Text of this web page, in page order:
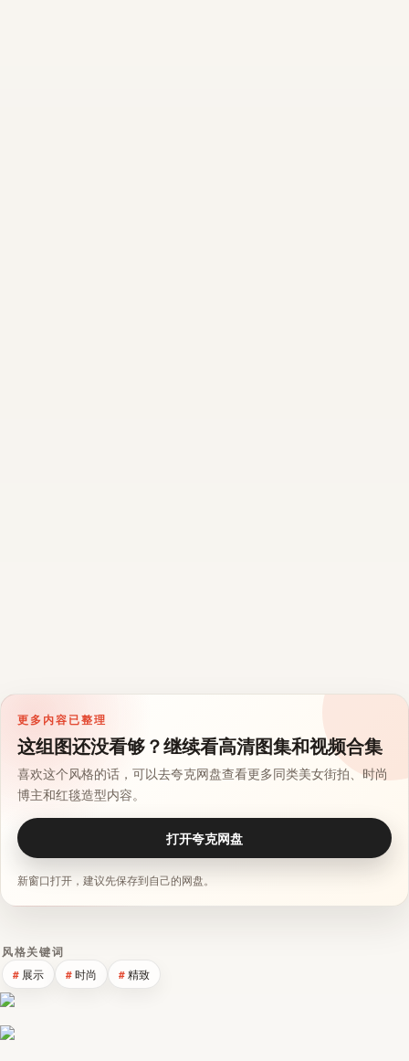
更多内容已整理
这组图还没看够？继续看高清图集和视频合集
喜欢这个风格的话，可以去夸克网盘查看更多同类美女街拍、时尚
博主和红毯造型内容。
打开夸克网盘
新窗口打开，建议先保存到自己的网盘。
风格关键词
展示 时尚 精致